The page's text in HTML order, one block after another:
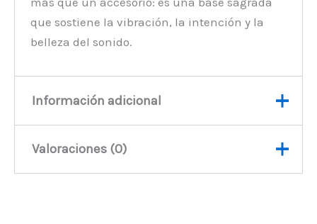
que sostiene la vibración, la intención y la
belleza del sonido.
Información adicional
Peso
Valoraciones (0)